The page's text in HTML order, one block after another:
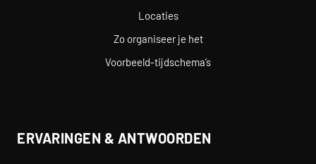
Locaties
Zo organiseer je het
Voorbeeld-tijdschema’s
ERVARINGEN & ANTWOORDEN